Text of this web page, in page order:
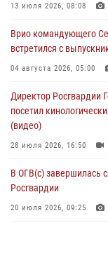
В Кабардино-Балкарии
08 августа 2026, 07:00
Военнослужащие
дорогой к Победе в
13 июля 2026, 08:08
Врио командующего
встретился с
04 августа 2026, 05:00
Директор Росгвардии
посетил
(видео)
28 июля 2026, 16:50
В ОГВ(с) завершилась
Росгвардии
20 июля 2026, 09:25